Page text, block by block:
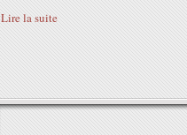
Lire la suite